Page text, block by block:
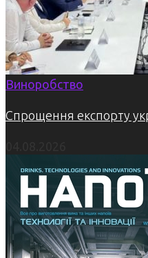
Виноробство
Спрощення експорту